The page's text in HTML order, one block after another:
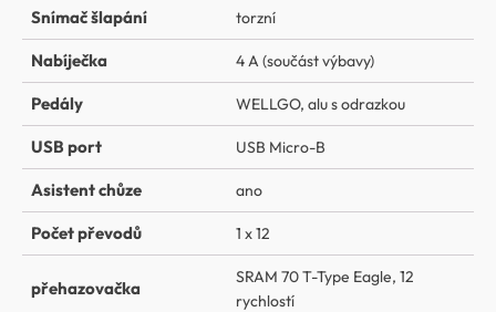
Snímač šlapání torzní
Nabíječka 4 A (součást výbavy)
Pedály WELLGO, alu s odrazkou
USB port USB Micro-B
Asistent chůze ano
Počet převodů 1 x 12
přehazovačka
SRAM 70 T-Type Eagle, 12
rychlostí